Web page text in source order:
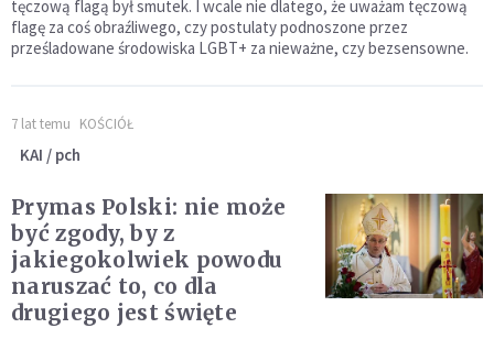
tęczową flagą był smutek. I wcale nie dlatego, że uważam tęczową
flagę za coś obraźliwego, czy postulaty podnoszone przez
prześladowane środowiska LGBT+ za nieważne, czy bezsensowne.
7 lat temu KOŚCIÓŁ
KAI / pch
Prymas Polski: nie może
być zgody, by z
jakiegokolwiek powodu
naruszać to, co dla
drugiego jest święte